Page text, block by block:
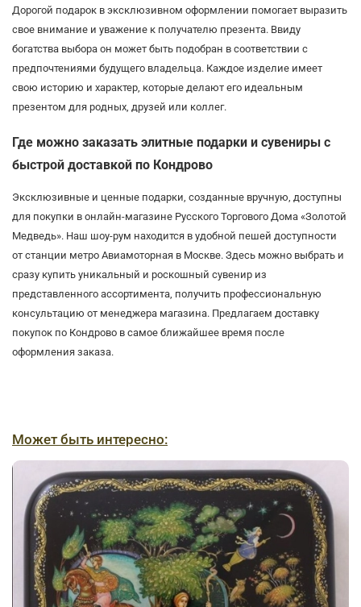
Дорогой подарок в эксклюзивном оформлении помогает выразить
свое внимание и уважение к получателю презента. Ввиду
богатства выбора он может быть подобран в соответствии с
предпочтениями будущего владельца. Каждое изделие имеет
свою историю и характер, которые делают его идеальным
презентом для родных, друзей или коллег.
Где можно заказать элитные подарки и сувениры с
быстрой доставкой по Кондрово
Эксклюзивные и ценные подарки, созданные вручную, доступны
для покупки в онлайн-магазине Русского Торгового Дома «Золотой
Медведь». Наш шоу-рум находится в удобной пешей доступности
от станции метро Авиамоторная в Москве. Здесь можно выбрать и
сразу купить уникальный и роскошный сувенир из
представленного ассортимента, получить профессиональную
консультацию от менеджера магазина. Предлагаем доставку
покупок по Кондрово в самое ближайшее время после
оформления заказа.
Может быть интересно: